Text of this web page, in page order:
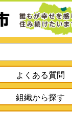
よくある質問
組織から探す